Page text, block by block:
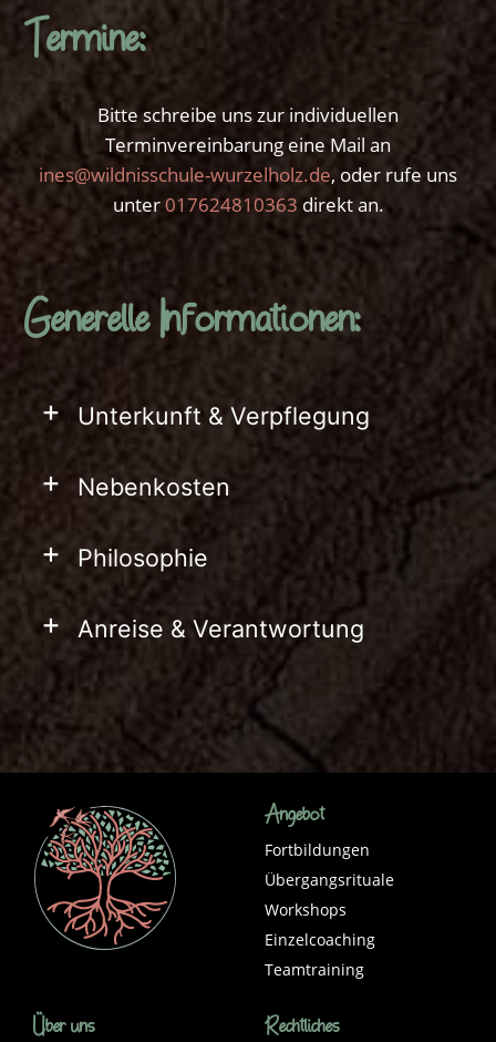
Termine:
Bitte schreibe uns zur individuellen
Terminvereinbarung eine Mail an
ines@wildnisschule-wurzelholz.de, oder rufe uns
unter017624810363 direkt an.
Generelle Informationen:
+ Unterkunft & Verpflegung
+ Nebenkosten
+ Philosophie
+ Anreise & Verantwortung
Angebot
Fortbildungen
Übergangsrituale
Workshops
Einzelcoaching
Teamtraining
Über uns Rechtliches